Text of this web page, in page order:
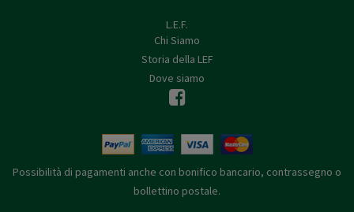
L.E.F.
Chi Siamo
Storia della LEF
Dove siamo
Possibilità di pagamenti anche con bonifico bancario, contrassegno o
bollettino postale.